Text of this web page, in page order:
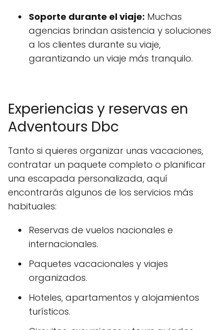
Soporte durante el viaje: Muchas
agencias brindan asistencia y soluciones
a los clientes durante su viaje,
garantizando un viaje más tranquilo.
Experiencias y reservas en
Adventours Dbc
Tanto si quieres organizar unas vacaciones,
contratar un paquete completo o planificar
una escapada personalizada, aquí
encontrarás algunos de los servicios más
habituales:
Reservas de vuelos nacionales e
internacionales.
Paquetes vacacionales y viajes
organizados.
Hoteles, apartamentos y alojamientos
turísticos.